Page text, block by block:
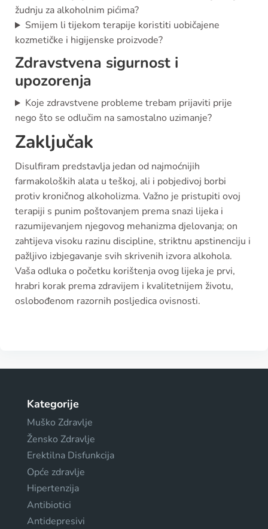
žudnju za alkoholnim pićima?
Smijem li tijekom terapije koristiti uobičajene
kozmetičke i higijenske proizvode?
Zdravstvena sigurnost i
upozorenja
Koje zdravstvene probleme trebam prijaviti prije
nego što se odlučim na samostalno uzimanje?
Zaključak
Disulfiram predstavlja jedan od najmoćnijih
farmakoloških alata u teškoj, ali i pobjedivoj borbi
protiv kroničnog alkoholizma. Važno je pristupiti ovoj
terapiji s punim poštovanjem prema snazi lijeka i
razumijevanjem njegovog mehanizma djelovanja; on
zahtijeva visoku razinu discipline, striktnu apstinenciju i
pažljivo izbjegavanje svih skrivenih izvora alkohola.
Vaša odluka o početku korištenja ovog lijeka je prvi,
hrabri korak prema zdravijem i kvalitetnijem životu,
oslobođenom razornih posljedica ovisnosti.
Kategorije
Muško Zdravlje
Žensko Zdravlje
Erektilna Disfunkcija
Opće zdravlje
Hipertenzija
Antibiotici
Antidepresivi